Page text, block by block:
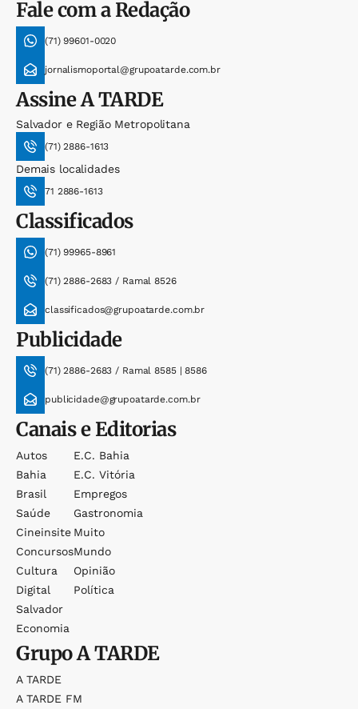
Fale com a Redação
(71) 99601-0020
jornalismoportal@grupoatarde.com.br
AssineA TARDE
Salvador e Região Metropolitana
(71) 2886-1613
Demais localidades
71 2886-1613
Classificados
(71) 99965-8961
(71) 2886-2683 / Ramal 8526
classificados@grupoatarde.com.br
Publicidade
(71) 2886-2683 / Ramal 8585 | 8586
publicidade@grupoatarde.com.br
Canais e Editorias
Autos
Bahia
Brasil
Saúde
Cineinsite
Concursos
Cultura
Digital
Salvador
Economia
E.c. Bahia
E.c. Vitória
Empregos
Gastronomia
Muito
Mundo
Opinião
Política
GrupoA TARDE
A TARDE
A TARDE FM